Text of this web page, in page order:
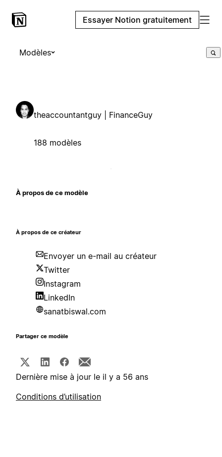
Essayer Notion gratuitement
Modèles
theaccountantguy | FinanceGuy
188 modèles
À propos de ce modèle
À propos de ce créateur
Envoyer un e-mail au créateur
Twitter
Instagram
LinkedIn
sanatbiswal.com
Partager ce modèle
Dernière mise à jour le il y a 56 ans
Conditions d’utilisation